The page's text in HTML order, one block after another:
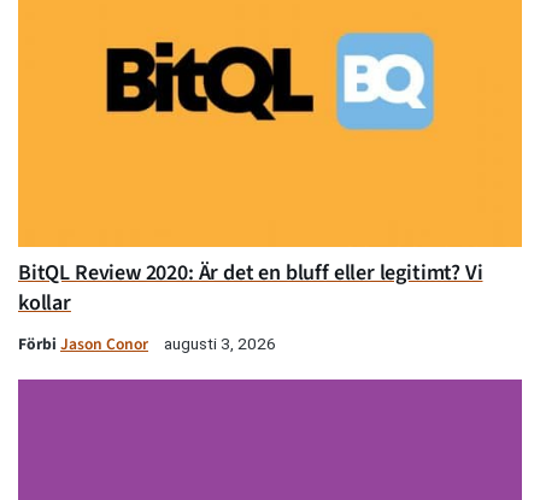
BitQL Review 2020: Är det en bluff eller legitimt? Vi
kollar
Förbi Jason Conor augusti 3, 2026